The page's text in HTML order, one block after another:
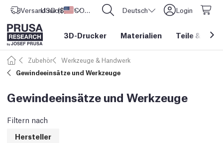
Versand nach Vereinigte Staaten
USD ($) CORE One L: Jetzt auf Lager! Deutsch Login
3D-Drucker Materialien Teile &
Zubehör
Werkzeuge & Handwerk
Gewindeeinsätze und Werkzeuge
Gewindeeinsätze und Werkzeuge
Filtern nach
Hersteller